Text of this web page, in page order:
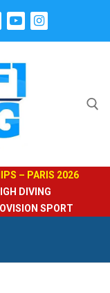
– PARIS 2026
DIVING
SPORT